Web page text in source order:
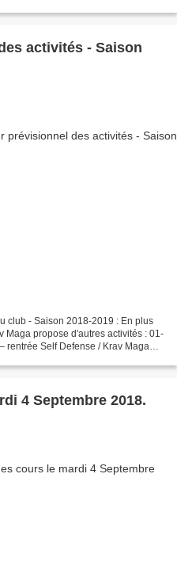
activités - Saison
club - Saison 2018-2019 : En plus
Maga propose d'autres activités : 01-
rentrée Self Defense / Krav Maga
4 Septembre 2018.